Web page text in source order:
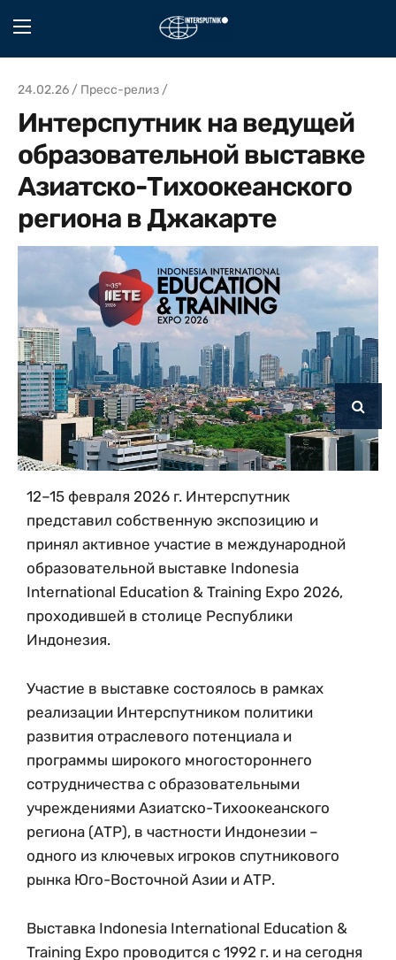
24.02.26 / Пресс-релиз /
Интерспутник на ведущей
образовательной выставке
Азиатско-Тихоокеанского
региона в Джакарте
12–15 февраля 2026 г. Интерспутник
представил собственную экспозицию и
принял активное участие в международной
образовательной выставке Indonesia
International Education & Training Expo 2026,
проходившей в столице Республики
Индонезия.
Участие в выставке состоялось в рамках
реализации Интерспутником политики
развития отраслевого потенциала и
программы широкого многостороннего
сотрудничества с образовательными
учреждениями Азиатско-Тихоокеанского
региона (АТР), в частности Индонезии –
одного из ключевых игроков спутникового
рынка Юго-Восточной Азии и АТР.
Выставка Indonesia International Education &
Training Expo проводится с 1992 г. и на сегодня